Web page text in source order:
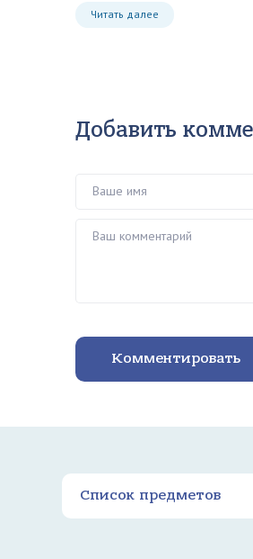
Читать далее
Добавить
Комментировать
Список предметов